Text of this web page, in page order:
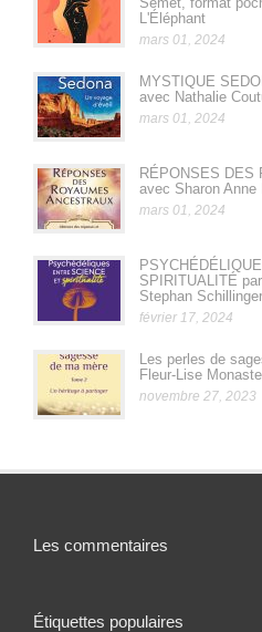
L'Éléphant
mars 01, 2024
MYSTIQUE
avec Nathalie
mars 01, 2024
RÉPONSES DES
avec Sharon Anne
mars 01, 2024
SPIRITUALITÉ
Stephan Schillinger
février 17, 2024
Les perles de
Fleur-Lise
novembre 27, 2023
Les commentaires
Étiquettes populaires